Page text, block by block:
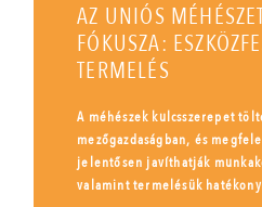
AZ UNIÓS
FÓKUSZA:
TERMELÉS
A méhészek kulcsszerepet
mezőgazdaságban, és
jelentősen javíthatják
valamint termelésük